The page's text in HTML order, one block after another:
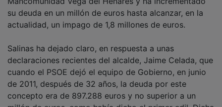
su deuda en un millón de euros hasta alcanzar, en la
actualidad, un impago de 1,8 millones de euros.
declaraciones recientes del alcalde, Jaime Celada, que
cuando el PSOE dejó el equipo de Gobierno, en junio
de 2011, después de 32 años, la deuda por este
concepto era de 897.288 euros y no superior a un
millón de euros, como había dicho el primer edil. Dicha